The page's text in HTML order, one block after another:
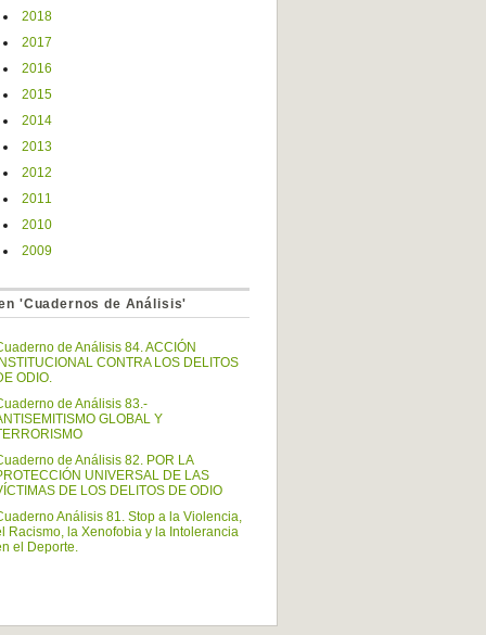
2018
2017
2016
2015
2014
2013
2012
2011
2010
2009
'Cuadernos de Análisis'
de Análisis 84. ACCIÓN
CONTRA LOS DELITOS
ODIO.
de Análisis 83.-
GLOBAL Y
de Análisis 82. POR LA
UNIVERSAL DE LAS
DE LOS DELITOS DE ODIO
Análisis 81. Stop a la Violencia,
Racismo, la Xenofobia y la Intolerancia
el Deporte.